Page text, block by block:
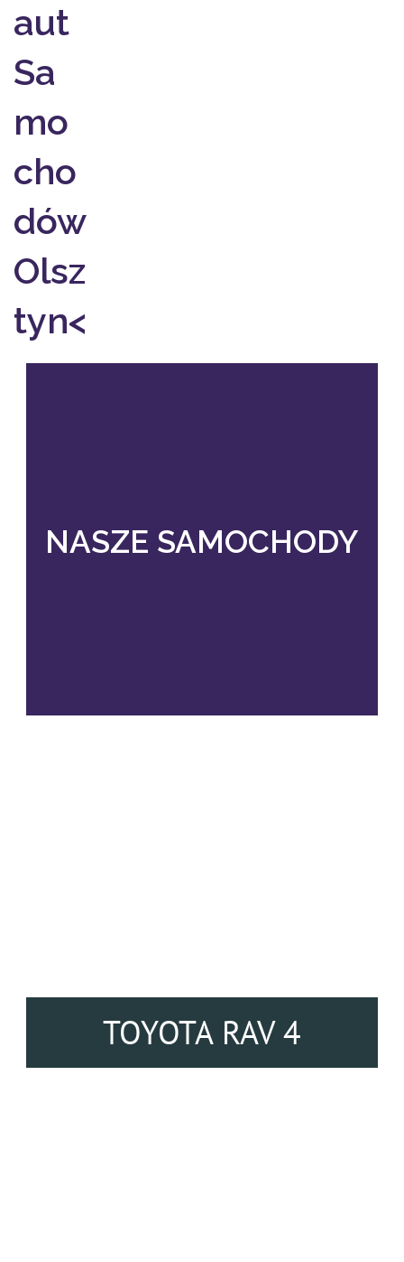
NASZE SAMOCHODY
TOYOTA RAV 4